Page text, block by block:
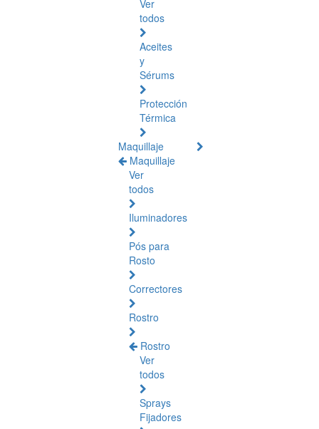
Ver
todos
Aceites
y
Sérums
Protección
Térmica
Maquillaje
Maquillaje
Ver
todos
Iluminadores
Pós para
Rosto
Correctores
Rostro
Rostro
Ver
todos
Sprays
Fijadores